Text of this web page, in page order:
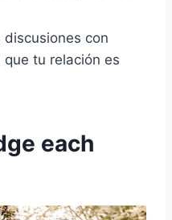
discusiones con
tu relación es
each